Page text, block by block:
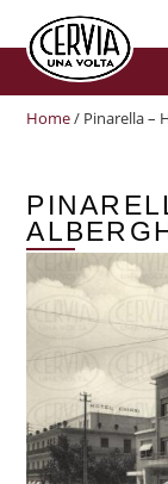
Home/ Pinarella –